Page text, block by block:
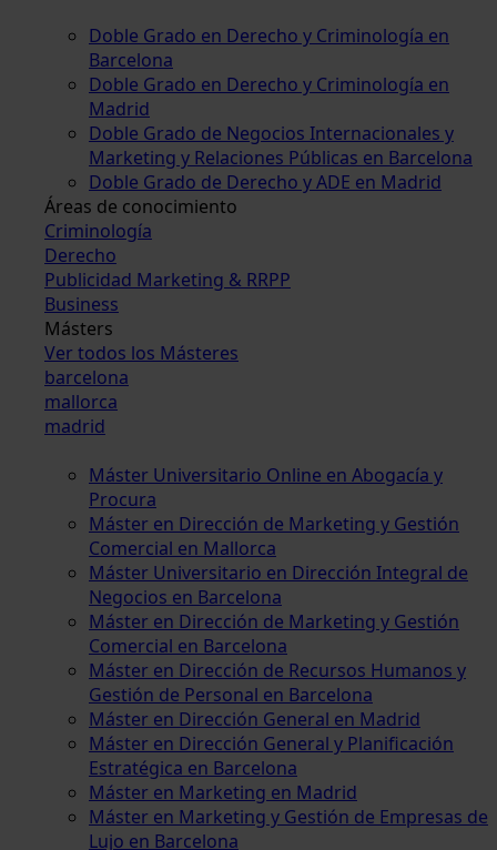
Doble Grado en Derecho y Criminología en
Barcelona
Doble Grado en Derecho y Criminología en
Madrid
Doble Grado de Negocios Internacionales y
Marketing y Relaciones Públicas en Barcelona
Doble Grado de Derecho y ADE en Madrid
Áreas de conocimiento
Criminología
Derecho
Publicidad Marketing & RRPP
Business
Másters
Ver todos los Másteres
barcelona
mallorca
madrid
Máster Universitario Online en Abogacía y
Procura
Máster en Dirección de Marketing y Gestión
Comercial en Mallorca
Máster Universitario en Dirección Integral de
Negocios en Barcelona
Máster en Dirección de Marketing y Gestión
Comercial en Barcelona
Máster en Dirección de Recursos Humanos y
Gestión de Personal en Barcelona
Máster en Dirección General en Madrid
Máster en Dirección General y Planificación
Estratégica en Barcelona
Máster en Marketing en Madrid
Máster en Marketing y Gestión de Empresas de
Lujo en Barcelona